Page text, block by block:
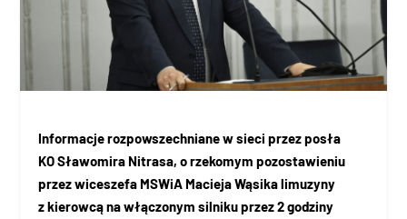
Informacje rozpowszechniane w sieci przez posła
KO Sławomira Nitrasa, o rzekomym pozostawieniu
przez wiceszefa MSWiA Macieja Wąsika limuzyny
z kierowcą na włączonym silniku przez 2 godziny